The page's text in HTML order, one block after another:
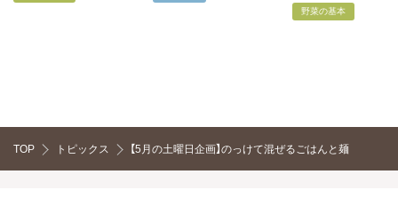
野菜の基本
TOP トピックス 【5月の土曜日企画】のっけて混ぜるごはんと麺